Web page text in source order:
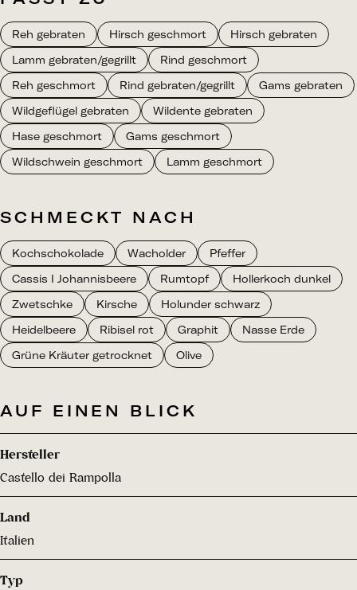
Reh gebraten Hirsch geschmort
Hirsch gebraten
Lamm gebraten/gegrillt
Rind geschmort
Reh geschmort
Rind gebraten/gegrillt
Gams gebraten
Wildgeflügel gebraten
Wildente gebraten
Hase geschmort
Gams geschmort
Wildschwein geschmort
Lamm geschmort
SCHMECKT NACH
Kochschokolade Wacholder
Pfeffer
Cassis I Johannisbeere
Rumtopf
Hollerkoch dunkel
Zwetschke
Kirsche
Holunder schwarz
Heidelbeere
Ribisel rot Graphit
Nasse Erde
Grüne Kräuter getrocknet
Olive
AUF EINEN BLICK
Hersteller
Castello dei Rampolla
Land
Italien
Typ